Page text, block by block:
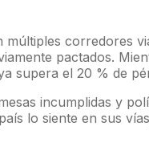
corredores
pactados.
supera el 20 % de
incumplidas y
lo siente en sus